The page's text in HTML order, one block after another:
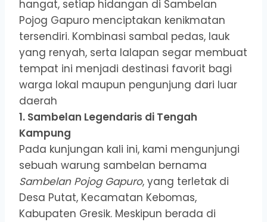
hangat, setiap hidangan di Sambelan
Pojog Gapuro menciptakan kenikmatan
tersendiri. Kombinasi sambal pedas, lauk
yang renyah, serta lalapan segar membuat
tempat ini menjadi destinasi favorit bagi
warga lokal maupun pengunjung dari luar
daerah
1. Sambelan Legendaris di Tengah
Kampung
Pada kunjungan kali ini, kami mengunjungi
sebuah warung sambelan bernama
Sambelan Pojog Gapuro, yang terletak di
Desa Putat, Kecamatan Kebomas,
Kabupaten Gresik. Meskipun berada di